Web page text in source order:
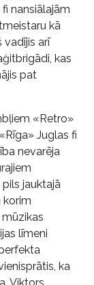
nansiālajām
kā
vadījis arī
kas
pat
«Retro»
Juglas fi
nevarēja
pils jauktajā
korim
līmeni
ka